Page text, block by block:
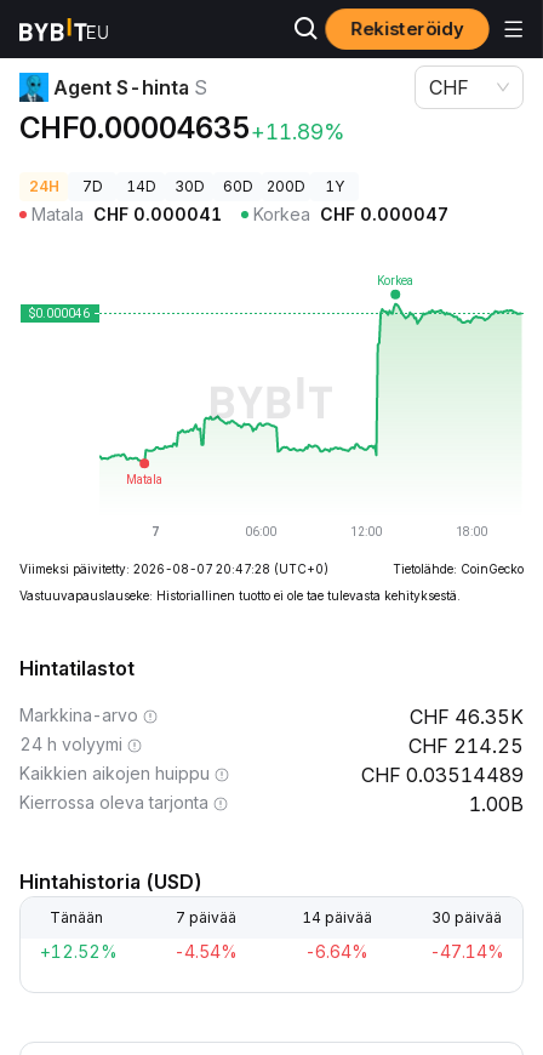
Rekisteröidy
Kryptohinnat
Agent S-hinta S
CHF0.00004635+11.89%
CHF
24H 7D 14D 30D 60D 200D 1Y
Matala CHF 0.000041 Korkea CHF 0.000047
Viimeksi päivitetty: 2026-08-07 20:47:28 (UTC+0)
Tietolähde: CoinGecko
Vastuuvapauslauseke: Historiallinen tuotto ei ole tae tulevasta kehityksestä.
Hintatilastot
Markkina-arvo 46.35K
24 h volyymi 214.25
Kaikkien aikojen huippu 0.03514489
Kierrossa oleva tarjonta 1.00B
Hintahistoria (USD)
Tänään 7 päivää 14 päivää 30 päivää
+12.52% -4.54% -6.64% -47.14%